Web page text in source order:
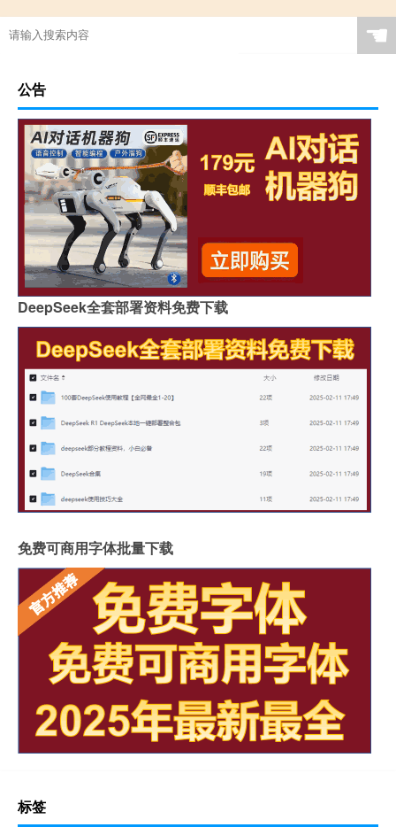
☚
公告
DeepSeek全套部署资料免费下载
免费可商用字体批量下载
标签